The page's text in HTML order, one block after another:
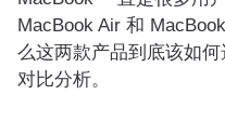
MacBook Air 和
么这两款产品到底该如
对比分析。